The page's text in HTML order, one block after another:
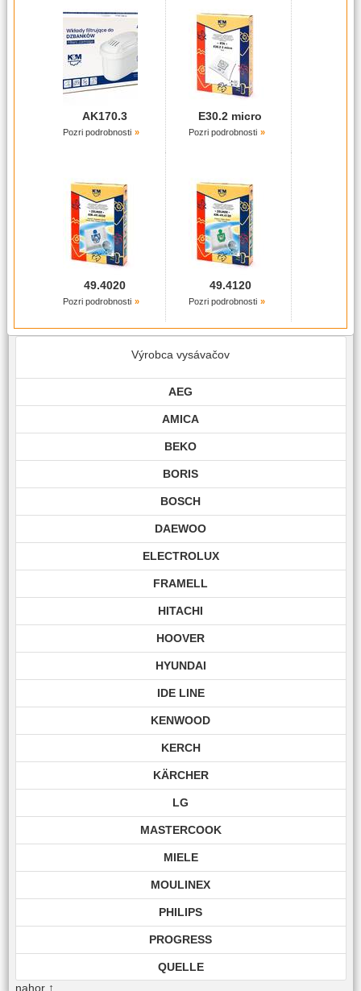
AK170.3
Pozri podrobnosti
E30.2 micro
Pozri podrobnosti
49.4020
Pozri podrobnosti
49.4120
Pozri podrobnosti
Výrobca vysávačov
AEG
AMICA
BEKO
BORIS
BOSCH
DAEWOO
ELECTROLUX
FRAMELL
HITACHI
HOOVER
HYUNDAI
IDE LINE
KENWOOD
KERCH
KÄRCHER
LG
MASTERCOOK
MIELE
MOULINEX
PHILIPS
PROGRESS
QUELLE
nahor↑